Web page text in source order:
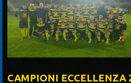
CAMPIONI ECCELLENZA